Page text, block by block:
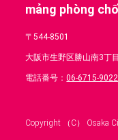
mảng phòng
〒544-8501
大阪市生野区勝山南3丁
電話番号：06-6715-9022
Copyright （C） Osaka